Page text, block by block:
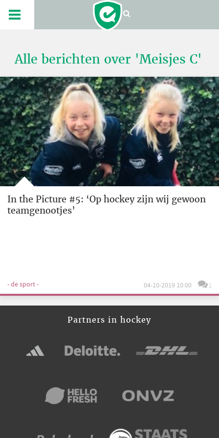
Alle berichten over 'Meisjes C'
In the Picture #5: ‘Op hockey zijn wij gewoon
teamgenootjes’
- de sport - 04-10-2019 10:00 1
Partners in hockey